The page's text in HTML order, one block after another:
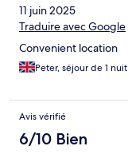
11 juin 2025
Traduire avec Google
Convenient location
Peter, séjour de 1 nuit
Avis vérifié
6/10 Bien